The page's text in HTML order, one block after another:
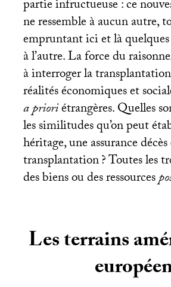
partie infructueuse : ce
ne ressemble à aucun autre,
empruntant ici et là
à l’autre. La force du
à interroger la
réalités économiques et
a prioriétrangères. Quelles
les similitudes qu’on peut
héritage, une assurance
transplantation? Toutes les
des biens ou des ressources
Les terrains